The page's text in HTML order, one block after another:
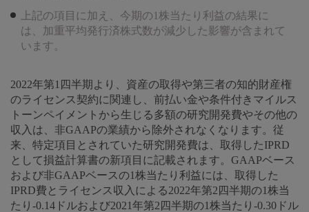
上記の項目に加え、今期の1株当たり利益の結果に
は、加重平均発行済株式数が減少した影響が含まれて
います。
2022年第1四半期より、資産の取得や第三者の知的財産権
のライセンス契約に関連し、前払い金や条件付きマイルス
トーンペイメントから生じる多額の研究開発費やその他の
収入は、非GAAPの業績から除外されなくなります。従
来、特定項目とされていた研究開発費は、取得したIPRD
として損益計算書の新項目に記載されます。GAAPベース
および非GAAPベースの1株当たり利益には、取得した
IPRD費とライセンス収入による2022年第2四半期の1株当
たり-0.14ドルおよび2021年第2四半期の1株当たり-0.30ドル